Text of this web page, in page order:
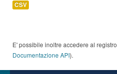
CSV
E' possibile inoltre accedere al
Documentazione API).